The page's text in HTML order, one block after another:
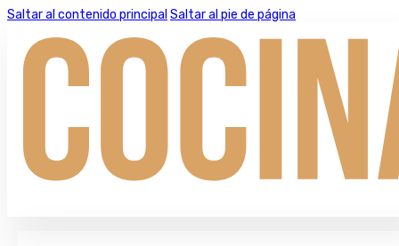
Saltar al contenido principal Saltar al pie de página